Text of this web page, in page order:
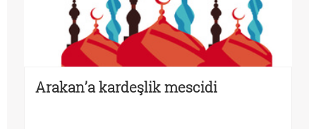
Arakan’a kardeşlik mescidi